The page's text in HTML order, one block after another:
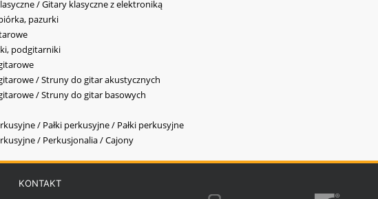
/ Gitary klasyczne z elektroniką
pazurki
podgitarniki
/ Struny do gitar akustycznych
/ Struny do gitar basowych
/ Pałki perkusyjne / Pałki perkusyjne
/ Perkusjonalia / Cajony
KONTAKT